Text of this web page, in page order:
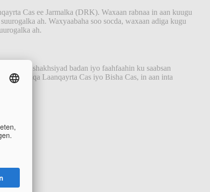
Cas ee Jarmalka (DRK). Waxaan rabnaa in aan kuugu
ah. Waxyaabaha soo socda, waxaan adiga kugu
ah.
shakhsiyad badan iyo faahfaahin ku saabsan
Laanqayrta Cas iyo Bisha Cas, in aan inta